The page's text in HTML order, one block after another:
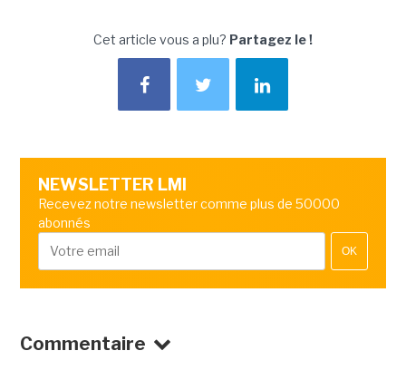
Cet article vous a plu? Partagez le !
NEWSLETTER LMI
Recevez notre newsletter comme plus de 50000
abonnés
OK
Commentaire